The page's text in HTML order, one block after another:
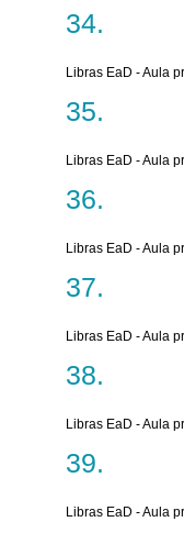
Libras EaD - Aula
Libras EaD - Aula
Libras EaD - Aula
Libras EaD - Aula
Libras EaD - Aula
Libras EaD - Aula